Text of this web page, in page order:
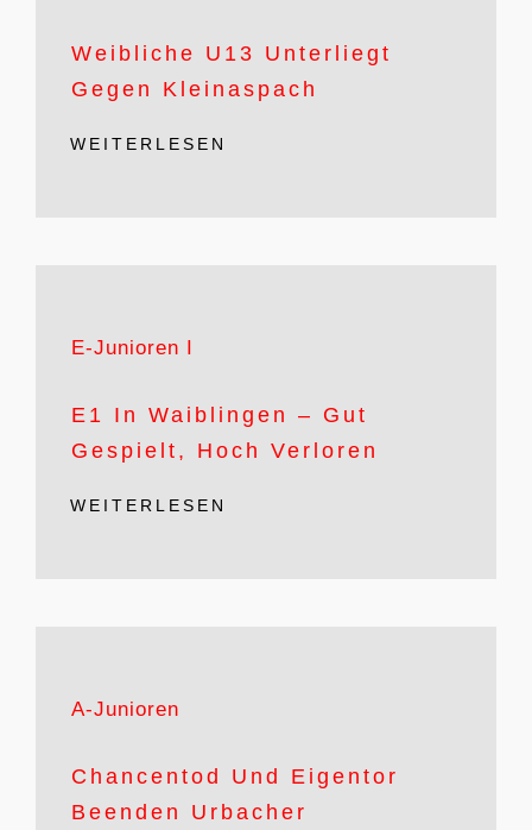
Weibliche U13 Unterliegt
Gegen Kleinaspach
WEITERLESEN
E-Junioren I
E1 In Waiblingen – Gut
Gespielt, Hoch Verloren
WEITERLESEN
A-Junioren
Chancentod Und Eigentor
Beenden Urbacher